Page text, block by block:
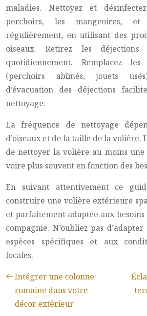
maladies. Nettoyez et
perchoirs, les mangeoires, et
régulièrement, en utilisant des
oiseaux. Retirez les
quotidiennement. Remplacez
(perchoirs abîmés, jouets
d’évacuation des déjections
nettoyage.
La fréquence de nettoyage
d’oiseaux et de la taille de la volière.
de nettoyer la volière au moins une
voire plus souvent en fonction des
En suivant attentivement ce
construire une volière extérieure
et parfaitement adaptée aux besoins
compagnie. N’oubliez pas
espèces spécifiques et aux
locales.
Intégrer une colonne
romaine dans votre
décor extérieur